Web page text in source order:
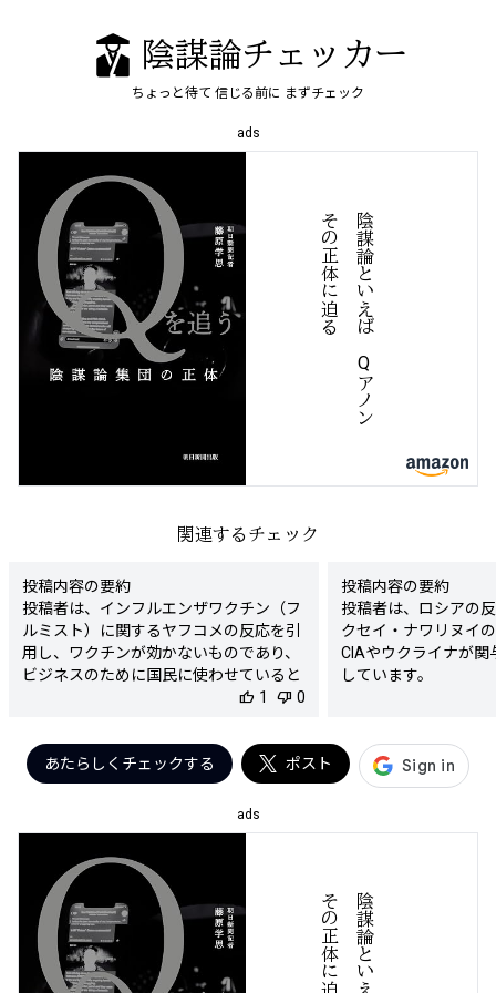
陰謀論チェッカー
ちょっと待て 信じる前に まずチェック
ads
陰
謀
論
と
い
え
ば
、
Q
ア
ノ
ン
そ
の
正
体
に
迫
る
関連するチェック
投稿内容の要約
投稿者は、インフルエンザワクチン（フ
ルミスト）に関するヤフコメの反応を引
用し、ワクチンが効かないものであり、
ビジネスのために国民に使わせていると
批判しています。また、フルミストは弱
り、シェディング（感染後のウイルスの
放出）があると主張しています。
検出された陰謀要素
- ワクチンが効かないとする主張
- ワクチン接種がビジネスであるとする
- フルミストがウイルスそのものである
とする主張
陰謀度
★★★★☆
判定理由
この投稿は、インフルエンザワクチンに
thumb_up 1 thumb_down 0
投稿内容の要約
投稿者は、ロシアの
クセイ・ナワリヌイ
CIAやウクライナが関
しています。
関与しているという
陰謀度
★★★★★
この投稿は、アレク
ウクライナの関与を
合、このような発言
いると評価されます
張が高まる中でのこ
情報やプロパガンダ
あたらしくチェックする ポスト
ads
る